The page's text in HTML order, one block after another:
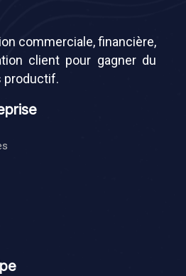
commerciale, financière,
client pour gagner du
productif.